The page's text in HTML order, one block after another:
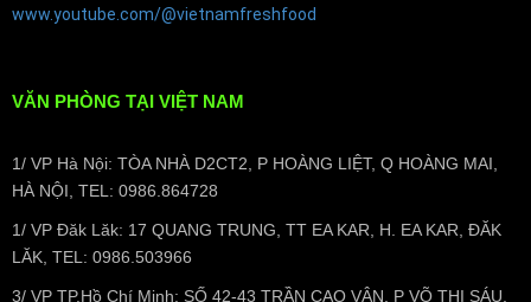
www.youtube.com/@vietnamfreshfood
VĂN PHÒNG TẠI VIỆT NAM
1/ VP Hà Nội: TÒA NHÀ D2CT2, P HOÀNG LIỆT, Q HOÀNG MAI,
HÀ NỘI, TEL: 0986.864728
1/ VP Đăk Lăk: 17 QUANG TRUNG, TT EA KAR, H. EA KAR, ĐĂK
LĂK, TEL: 0986.503966
3/ VP TP.Hồ Chí Minh: SỐ 42-43 TRẦN CAO VÂN, P VÕ THỊ SÁU,